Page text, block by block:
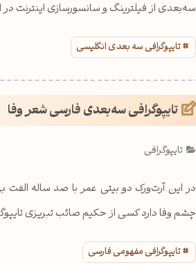
سه‌بعدی از فیلترینگ و سانسورسازی اینترنت
تایپوگرافی سه بعدی انگلیسی
تایپوگرافی سه‌بعدی فارسی شعر وفا
تایپوگرافی
در این آرت‌ورک دو بیتی عمر با صد ساله الفت
چشم وفا دارد کسی از حکیم صائب تبریزی
تایپوگرافی مفهومی فارسی